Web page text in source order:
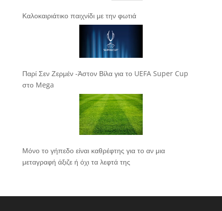
Καλοκαιριάτικο παιχνίδι με την φωτιά
Παρί Σεν Ζερμέν -Άστον Βίλα για το UEFA Super Cup
στο Mega
Μόνο το γήπεδο είναι καθρέφτης για το αν μια
μεταγραφή άξιζε ή όχι τα λεφτά της